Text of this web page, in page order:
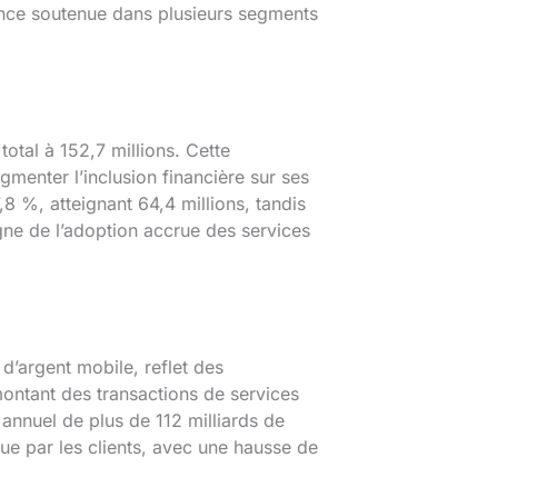
soutenue dans plusieurs segments
à 152,7 millions. Cette
l’inclusion financière sur ses
%, atteignant 64,4 millions, tandis
de l’adoption accrue des services
mobile, reflet des
des transactions de services
de plus de 112 milliards de
par les clients, avec une hausse de